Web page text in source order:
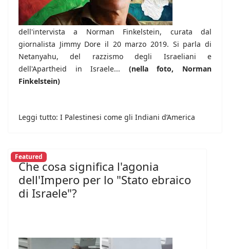
dell'intervista a Norman Finkelstein, curata dal
giornalista Jimmy Dore il 20 marzo 2019. Si parla di
Netanyahu, del razzismo degli Israeliani e
dell'Apartheid in Israele... (nella foto, Norman
Finkelstein)
Leggi tutto: I Palestinesi come gli Indiani d’America
Featured
Che cosa significa l'agonia
dell'Impero per lo "Stato ebraico
di Israele"?